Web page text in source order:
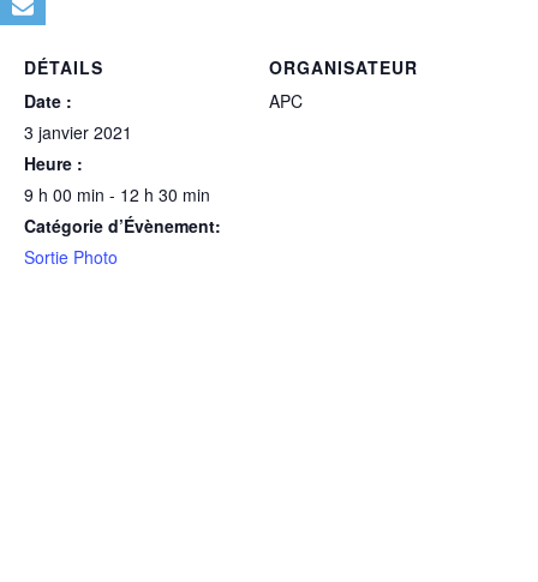
DÉTAILS
Date :
3 janvier 2021
Heure :
9 h 00 min - 12 h 30 min
Catégorie d’Évènement:
Sortie Photo
ORGANISATEUR
APC